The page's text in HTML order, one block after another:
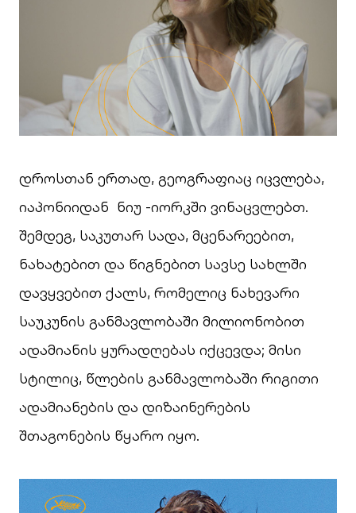
დროსთან ერთად, გეოგრაფიაც იცვლება,
იაპონიიდან ნიუ -იორკში ვინაცვლებთ.
შემდეგ, საკუთარ სადა, მცენარეებით,
ნახატებით და წიგნებით სავსე სახლში
დავყვებით ქალს, რომელიც ნახევარი
საუკუნის განმავლობაში მილიონობით
ადამიანის ყურადღებას იქცევდა; მისი
სტილიც, წლების განმავლობაში რიგითი
ადამიანების და დიზაინერების
შთაგონების წყარო იყო.